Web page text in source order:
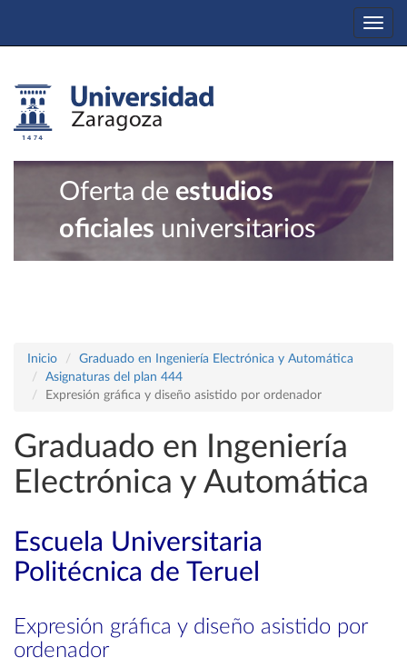
Oferta de estudios
oficiales universitarios
Inicio
Graduado en Ingeniería Electrónica y Automática
Asignaturas del plan 444
Expresión gráfica y diseño asistido por ordenador
Graduado en Ingeniería
Electrónica y Automática
Escuela Universitaria
Politécnica de Teruel
Expresión gráfica y diseño asistido por
ordenador